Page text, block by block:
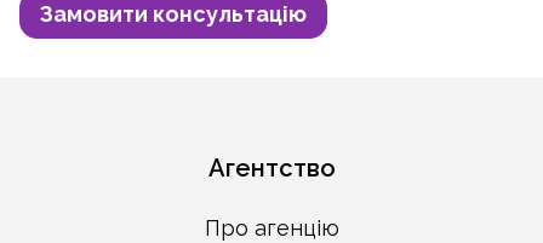
Замовити консультацію
Aгентство
Про агенцію